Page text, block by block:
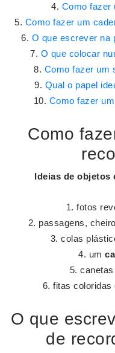
Como fazer
Como fazer um
O que escrever na
O que colocar
Como fazer um
Qual o papel
Como fazer
Como
Ideias de objetos
fotos
passagens,
colas
um
fitas coloridas
O que
de